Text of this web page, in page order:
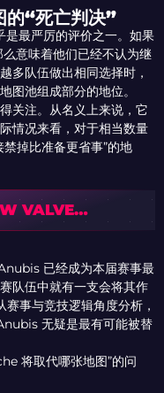
的“死亡判决”
最严厉的评价之一。如果
意味着他们已经不认为继
多队伍做出相同选择时，
图池组成部分的地位。
关注。从名义上来说，它
情况来看，对于相当数量
掉比准备更省事”的地
VALVE
SPLIT
TEAMS
PLAYERS
已经成为本届赛事最
队伍中就有一支会将其作
事与竞技逻辑角度分析，
无疑是最有可能被替
将取代哪张地图”的问